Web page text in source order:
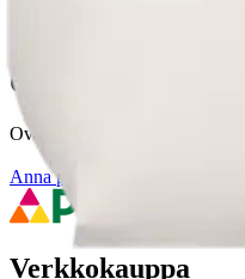
Oletko tyytyväinen
Ovatko tuotetiedot riittävät?
Anna palautetta
Verkkokauppa